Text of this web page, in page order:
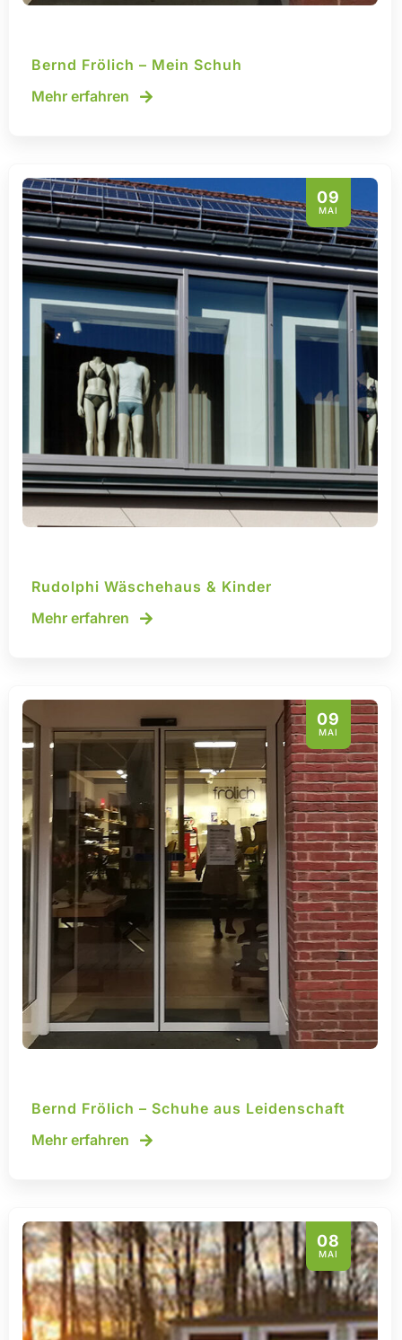
Bernd Frölich – Mein Schuh
Mehr erfahren
09
MAI
Rudolphi Wäschehaus & Kinder
Mehr erfahren
09
MAI
Bernd Frölich – Schuhe aus Leidenschaft
Mehr erfahren
08
MAI